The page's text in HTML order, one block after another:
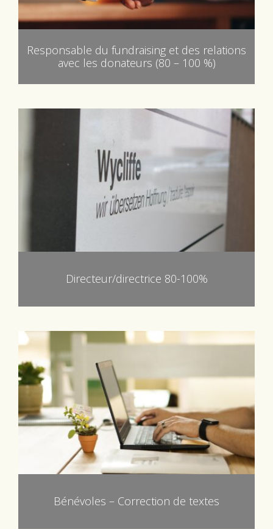
Responsable du fundraising et des relations
avec les donateurs (80 – 100 %)
Directeur/directrice 80-100%
Bénévoles – Correction de textes